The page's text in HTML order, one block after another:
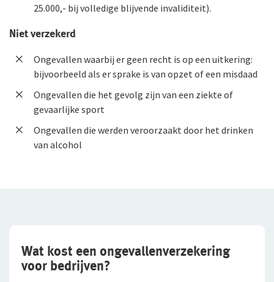
25.000,- bij volledige blijvende invaliditeit).
Niet verzekerd
Ongevallen waarbij er geen recht is op een uitkering:
bijvoorbeeld als er sprake is van opzet of een misdaad
Ongevallen die het gevolg zijn van een ziekte of
gevaarlijke sport
Ongevallen die werden veroorzaakt door het drinken
van alcohol
Wat kost een ongevallenverzekering
voor bedrijven?